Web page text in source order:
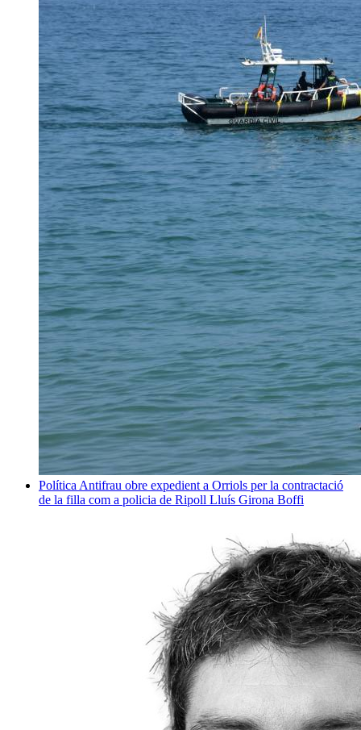
Política Antifrau obre expedient a Orriols per la contractació
de la filla com a policia de Ripoll Lluís Girona Boffi